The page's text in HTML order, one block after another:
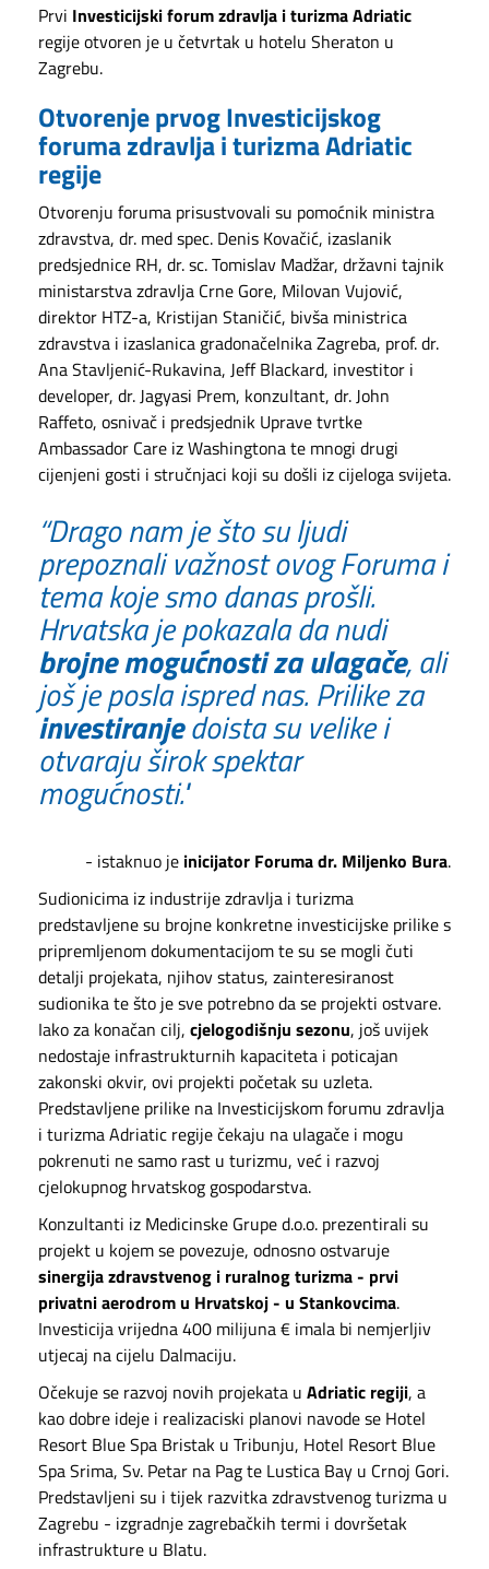
Prvi Investicijski forum zdravlja i turizma Adriatic
regije otvoren je u četvrtak u hotelu Sheraton u
Zagrebu.
Otvorenje prvog Investicijskog
foruma zdravlja i turizma Adriatic
regije
Otvorenju foruma prisustvovali su pomoćnik ministra
zdravstva, dr. med spec. Denis Kovačić, izaslanik
predsjednice RH, dr. sc. Tomislav Madžar, državni tajnik
ministarstva zdravlja Crne Gore, Milovan Vujović,
direktor HTZ-a, Kristijan Staničić, bivša ministrica
zdravstva i izaslanica gradonačelnika Zagreba, prof. dr.
Ana Stavljenić-Rukavina, Jeff Blackard, investitor i
developer, dr. Jagyasi Prem, konzultant, dr. John
Raffeto, osnivač i predsjednik Uprave tvrtke
Ambassador Care iz Washingtona te mnogi drugi
cijenjeni gosti i stručnjaci koji su došli iz cijeloga svijeta.
“Drago nam je što su ljudi
prepoznali važnost ovog Foruma i
tema koje smo danas prošli.
Hrvatska je pokazala da nudi
brojne mogućnosti za ulagače, ali
još je posla ispred nas. Prilike za
investiranjedoista su velike i
otvaraju širok spektar
mogućnosti."
- istaknuo je inicijator Foruma dr. Miljenko Bura.
Sudionicima iz industrije zdravlja i turizma
predstavljene su brojne konkretne investicijske prilike s
pripremljenom dokumentacijom te su se mogli čuti
detalji projekata, njihov status, zainteresiranost
sudionika te što je sve potrebno da se projekti ostvare.
Iako za konačan cilj, cjelogodišnju sezonu, još uvijek
nedostaje infrastrukturnih kapaciteta i poticajan
zakonski okvir, ovi projekti početak su uzleta.
Predstavljene prilike na Investicijskom forumu zdravlja
i turizma Adriatic regije čekaju na ulagače i mogu
pokrenuti ne samo rast u turizmu, već i razvoj
cjelokupnog hrvatskog gospodarstva.
Konzultanti iz Medicinske Grupe d.o.o. prezentirali su
projekt u kojem se povezuje, odnosno ostvaruje
sinergija zdravstvenog i ruralnog turizma - prvi
privatni aerodrom u Hrvatskoj - u Stankovcima.
Investicija vrijedna 400 milijuna € imala bi nemjerljiv
utjecaj na cijelu Dalmaciju.
Očekuje se razvoj novih projekata u Adriatic regiji, a
kao dobre ideje i realizaciski planovi navode se Hotel
Resort Blue Spa Bristak u Tribunju, Hotel Resort Blue
Spa Srima, Sv. Petar na Pag te Lustica Bay u Crnoj Gori.
Predstavljeni su i tijek razvitka zdravstvenog turizma u
Zagrebu - izgradnje zagrebačkih termi i dovršetak
infrastrukture u Blatu.